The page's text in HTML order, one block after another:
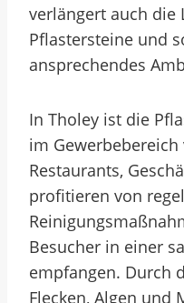
verlängert auch die
Pflastersteine und
ansprechendes
In Tholey ist die
im
Restaurants,
profitieren von
Besucher in einer
empfangen. Durch
Flecken, Algen und